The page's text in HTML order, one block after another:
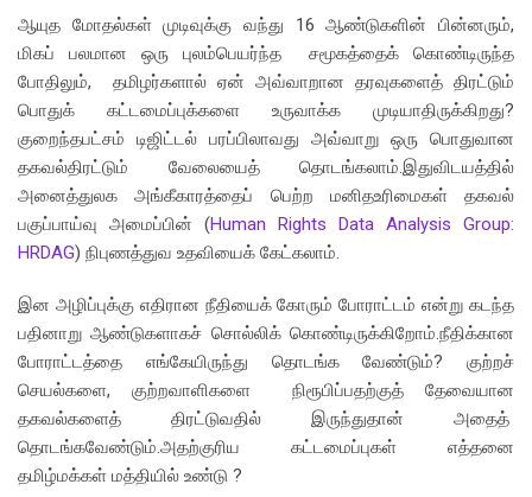
ஆயுத மோதல்கள் முடிவுக்கு வந்து 16 ஆண்டுகளின் பின்னரும்,
மிகப் பலமான ஒரு புலம்பெயர்ந்த சமூகத்தைக் கொண்டிருந்த
போதிலும், தமிழர்களால் ஏன் அவ்வாறான தரவுகளைத் திரட்டும்
பொதுக் கட்டமைப்புக்களை உருவாக்க முடியாதிருக்கிறது?
குறைந்தபட்சம் டிஜிட்டல் பரப்பிலாவது அவ்வாறு ஒரு பொதுவான
தகவல்திரட்டும் வேலையைத் தொடங்கலாம்.இதுவிடயத்தில்
அனைத்துலக அங்கீகாரத்தைப் பெற்ற மனிதஉரிமைகள் தகவல்
பகுப்பாய்வு அமைப்பின் (Human Rights Data Analysis Group:
HRDAG) நிபுணத்துவ உதவியைக் கேட்கலாம்.
இன அழிப்புக்கு எதிரான நீதியைக் கோரும் போராட்டம் என்று கடந்த
பதினாறு ஆண்டுகளாகச் சொல்லிக் கொண்டிருக்கிறோம்.நீதிக்கான
போராட்டத்தை எங்கேயிருந்து தொடங்க வேண்டும்? குற்றச்
செயல்களை, குற்றவாளிகளை நிரூபிப்பதற்குத் தேவையான
தகவல்களைத் திரட்டுவதில் இருந்துதான் அதைத்
தொடங்கவேண்டும்.அதற்குரிய கட்டமைப்புகள் எத்தனை
தமிழ்மக்கள் மத்தியில் உண்டு ?